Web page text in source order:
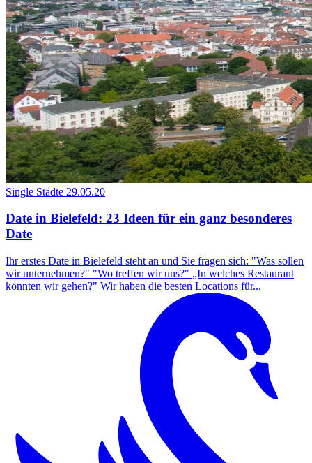
Single Städte 29.05.20
Date in Bielefeld: 23 Ideen für ein ganz besonderes
Date
Ihr erstes Date in Bielefeld steht an und Sie fragen sich: "Was sollen
wir unternehmen?" "Wo treffen wir uns?" „In welches Restaurant
könnten wir gehen?" Wir haben die besten Locations für...